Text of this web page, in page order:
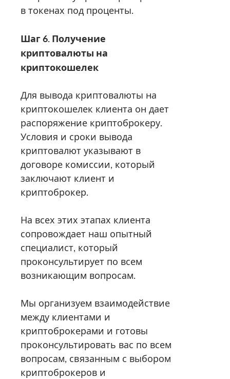
в токенах под проценты.
Шаг 6. Получение
криптовалюты на
криптокошелек
Для вывода криптовалюты на
криптокошелек клиента он дает
распоряжение криптоброкеру.
Условия и сроки вывода
криптовалют указывают в
договоре комиссии, который
заключают клиент и
криптоброкер.
На всех этих этапах клиента
сопровождает наш опытный
специалист, который
проконсультирует по всем
возникающим вопросам.
Мы организуем взаимодействие
между клиентами и
криптоброкерами и готовы
проконсультировать вас по всем
вопросам, связанным с выбором
криптоброкеров и